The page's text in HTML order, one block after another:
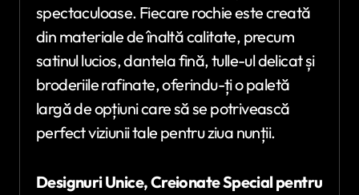
spectaculoase. Fiecare rochie este creată
din materiale de înaltă calitate, precum
satinul lucios, dantela fină, tulle-ul delicat și
broderiile rafinate, oferindu-ți o paletă
largă de opțiuni care să se potrivească
perfect viziunii tale pentru ziua nunții.
Designuri Unice, Creionate Special pentru